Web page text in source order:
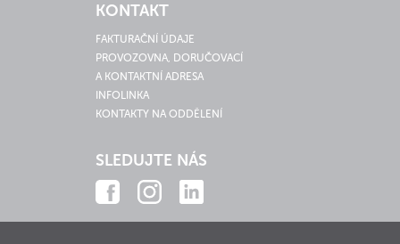
KONTAKT
FAKTURAČNÍ ÚDAJE
PROVOZOVNA, DORUČOVACÍ
A KONTAKTNÍ ADRESA
INFOLINKA
KONTAKTY NA ODDĚLENÍ
SLEDUJTE NÁS